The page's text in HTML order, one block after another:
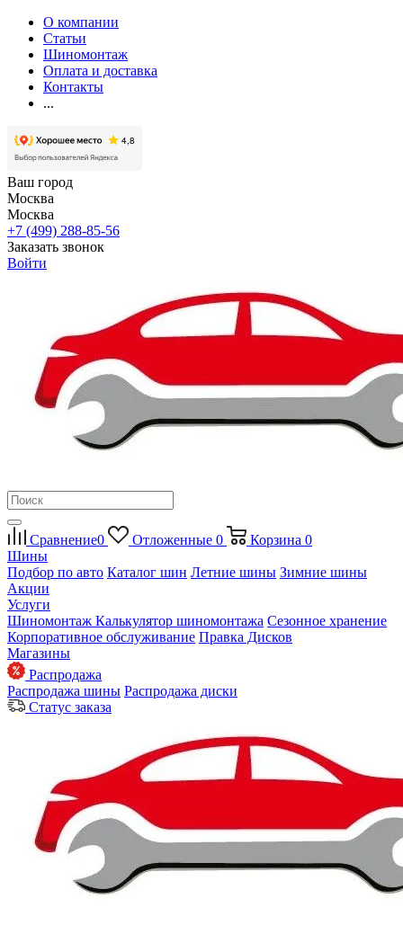
О компании
Статьи
Шиномонтаж
Оплата и доставка
Контакты
...
Ваш город
Москва
Москва
+7 (499) 288-85-56
Заказать звонок
Войти
Сравнение0 Отложенные 0 Корзина 0
Шины
Подбор по авто Каталог шин Летние шины Зимние шины
Акции
Услуги
Шиномонтаж Калькулятор шиномонтажа Сезонное хранение
Корпоративное обслуживание Правка Дисков
Магазины
Распродажа
Распродажа шины Распродажа диски
Статус заказа